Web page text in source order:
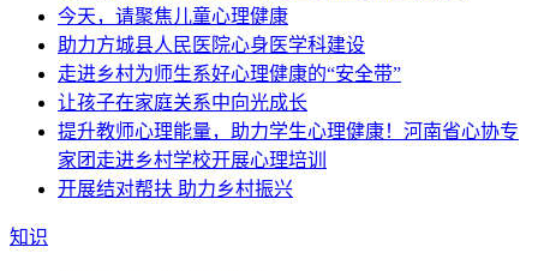
今天，请聚焦儿童心理健康
助力方城县人民医院心身医学科建设
走进乡村为师生系好心理健康的“安全带”
让孩子在家庭关系中向光成长
提升教师心理能量，助力学生心理健康！河南省心协专
家团走进乡村学校开展心理培训
开展结对帮扶 助力乡村振兴
知识